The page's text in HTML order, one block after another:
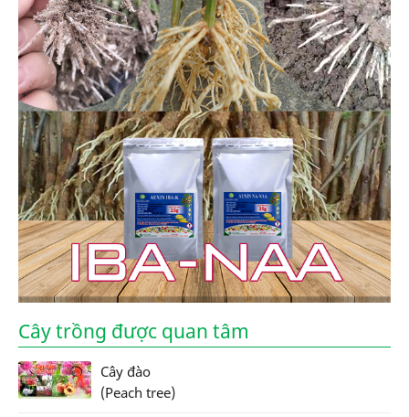
Cây trồng được quan tâm
Cây đào
(Peach tree)